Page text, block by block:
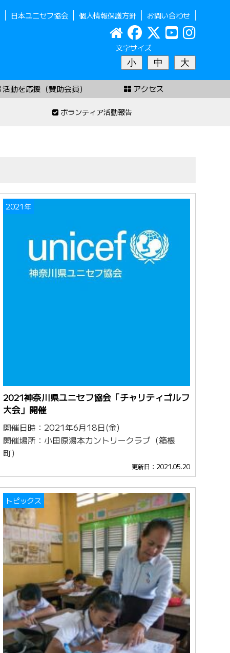
日本ユニセフ協会 個人情報保護方針 お問い合わせ
文字サイズ
小
中 大
活動を応援（賛助会員） アクセス
ボランティア活動報告
2021年
2021神奈川県ユニセフ協会「チャリティゴルフ
大会」開催
開催日時：2021年6月18日(金)
開催場所：小田原湯本カントリークラブ（箱根
町）
更新日：2021.05.20
トピックス